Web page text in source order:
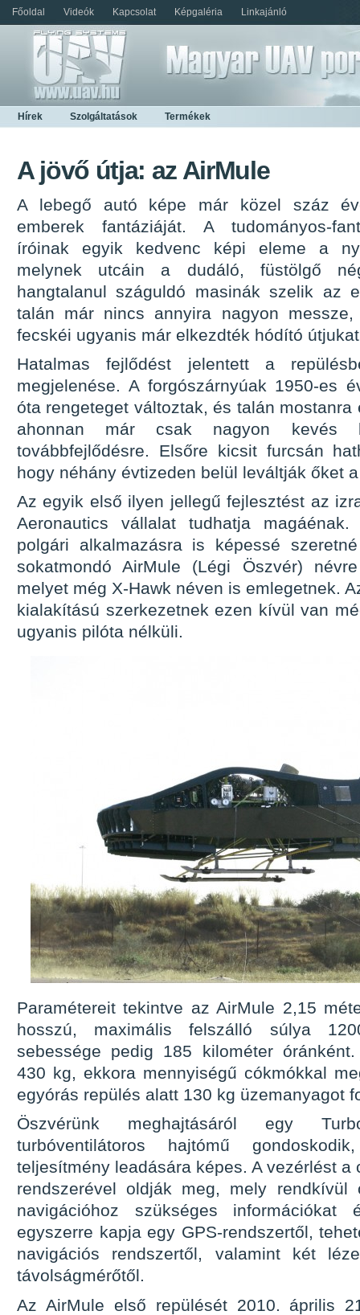
Főoldal Videók Kapcsolat Képgaléria Linkajánló
Hírek Szolgáltatások Termékek
A jövő útja: az AirMule
A lebegő autó képe már közel száz
emberek fantáziáját. A tudományos-
íróinak egyik kedvenc képi eleme a
melynek utcáin a dudáló, füstölgő
hangtalanul száguldó masinák szelik az
talán már nincs annyira nagyon
fecskéi ugyanis már elkezdték hódító
Hatalmas fejlődést jelentett a
megjelenése. A forgószárnyúak 1950-es
óta rengeteget változtak, és talán mostanra
ahonnan már csak nagyon kevés
továbbfejlődésre. Elsőre kicsit furcsán
hogy néhány évtizeden belül leváltják őket a
Az egyik első ilyen jellegű fejlesztést az
Aeronautics vállalat tudhatja
polgári alkalmazásra is képessé
sokatmondó AirMule (Légi Öszvér)
melyet még X-Hawk néven is emlegetnek.
kialakítású szerkezetnek ezen kívül van
ugyanis pilóta nélküli.
Paramétereit tekintve az AirMule 2,15
hosszú, maximális felszálló súlya
sebessége pedig 185 kilométer
430 kg, ekkora mennyiségű cókmókkal
egyórás repülés alatt 130 kg üzemanyagot
Öszvérünk meghajtásáról egy
turbóventilátoros hajtómű
teljesítmény leadására képes. A vezérlést a
rendszerével oldják meg, mely rendkívül
navigációhoz szükséges információkat
egyszerre kapja egy GPS-rendszertől,
navigációs rendszertől, valamint két
távolságmérőtől.
Az AirMule első repülését 2010. április